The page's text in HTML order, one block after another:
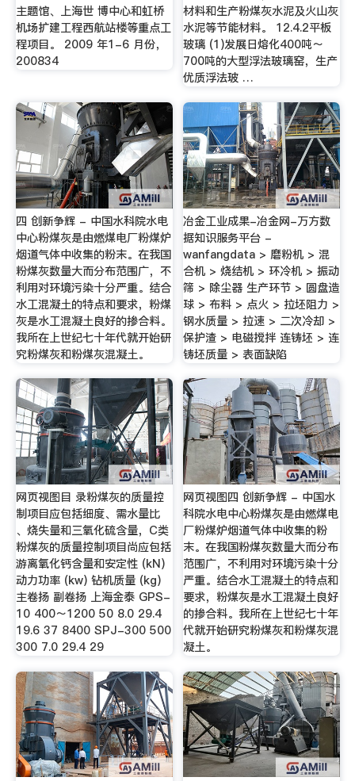
主题馆、上海世 博中心和虹桥
机场扩建工程西航站楼等重点工
程项目。 2009 年1-6 月份，
200834
材料和生产粉煤灰水泥及火山灰
水泥等节能材料。 12.4.2平板
玻璃 (1)发展日熔化400吨～
700吨的大型浮法玻璃窑，生产
优质浮法玻 …
四 创新争辉 - 中国水科院水电
中心粉煤灰是由燃煤电厂粉煤炉
烟道气体中收集的粉末。在我国
粉煤灰数量大而分布范围广，不
利用对环境污染十分严重。结合
水工混凝土的特点和要求，粉煤
灰是水工混凝土良好的掺合料。
我所在上世纪七十年代就开始研
究粉煤灰和粉煤灰混凝土。
冶金工业成果-冶金网-万方数
据知识服务平台 -
wanfangdata > 磨粉机 > 混
合机 > 烧结机 > 环冷机 > 振动
筛 > 除尘器 生产环节 > 圆盘造
球 > 布料 > 点火 > 拉坯阻力 >
钢水质量 > 拉速 > 二次冷却 >
保护渣 > 电磁搅拌 连铸坯 > 连
铸坯质量 > 表面缺陷
网页视图目 录粉煤灰的质量控
制项目应包括细度、需水量比
、烧失量和三氧化硫含量，C类
粉煤灰的质量控制项目尚应包括
游离氧化钙含量和安定性 (kN)
动力功率 (kw) 钻机质量 (kg)
主卷扬 副卷扬 上海金泰 GPS-
10 400～1200 50 8.0 29.4
19.6 37 8400 SPJ-300 500
300 7.0 29.4 29
网页视图四 创新争辉 - 中国水
科院水电中心粉煤灰是由燃煤电
厂粉煤炉烟道气体中收集的粉
末。在我国粉煤灰数量大而分布
范围广，不利用对环境污染十分
严重。结合水工混凝土的特点和
要求，粉煤灰是水工混凝土良好
的掺合料。我所在上世纪七十年
代就开始研究粉煤灰和粉煤灰混
凝土。